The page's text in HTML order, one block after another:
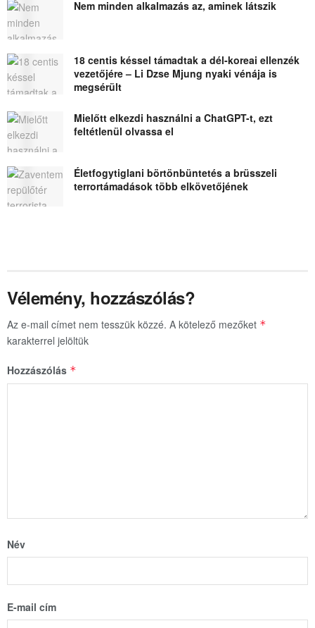
Nem minden alkalmazás az, aminek látszik
18 centis késsel támadtak a dél-koreai ellenzék
vezetőjére – Li Dzse Mjung nyaki vénája is
megsérült
Mielőtt elkezdi használni a ChatGPT-t, ezt
feltétlenül olvassa el
Életfogytiglani börtönbüntetés a brüsszeli
terrortámadások több elkövetőjének
Vélemény, hozzászólás?
Az e-mail címet nem tesszük közzé. A kötelező mezőket *
karakterrel jelöltük
Hozzászólás *
Név
E-mail cím